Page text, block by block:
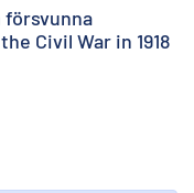
försvunna
Civil War in 1918